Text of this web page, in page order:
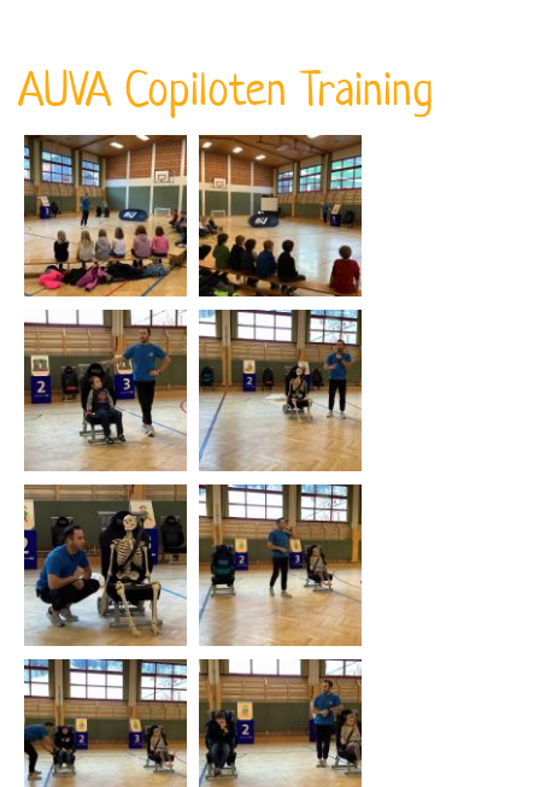
AUVA Copiloten Training